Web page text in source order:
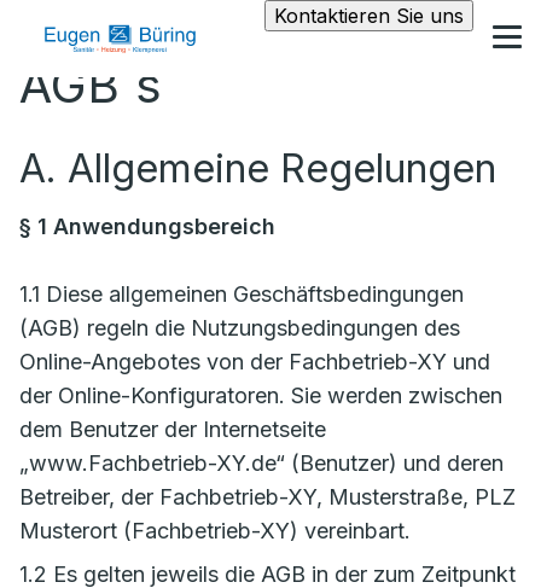
Kontaktieren Sie uns
AGB´s
A. Allgemeine Regelungen
§ 1 Anwendungsbereich
1.1 Diese allgemeinen Geschäftsbedingungen
(AGB) regeln die Nutzungsbedingungen des
Online-Angebotes von der Fachbetrieb-XY und
der Online-Konfiguratoren. Sie werden zwischen
dem Benutzer der Internetseite
„www.Fachbetrieb-XY.de“ (Benutzer) und deren
Betreiber, der Fachbetrieb-XY, Musterstraße, PLZ
Musterort (Fachbetrieb-XY) vereinbart.
1.2 Es gelten jeweils die AGB in der zum Zeitpunkt